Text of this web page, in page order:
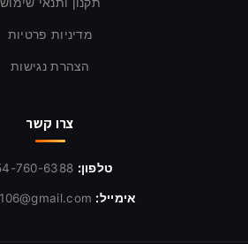
מדיניות פרטיות
הצהרת נגישות
צרו קשר
טלפון: 760-6388
אימייל: